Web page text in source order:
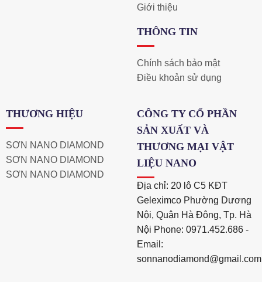
Giới thiệu
THÔNG TIN
Chính sách bảo mật
Điều khoản sử dụng
THƯƠNG HIỆU
SƠN NANO DIAMOND
SƠN NANO DIAMOND
SƠN NANO DIAMOND
CÔNG TY CỔ PHẦN
SẢN XUẤT VÀ
THƯƠNG MẠI VẬT
LIỆU NANO
Địa chỉ: 20 lô C5 KĐT
Geleximco Phường Dương
Nội, Quận Hà Đông, Tp. Hà
Nội Phone: 0971.452.686 -
Email: